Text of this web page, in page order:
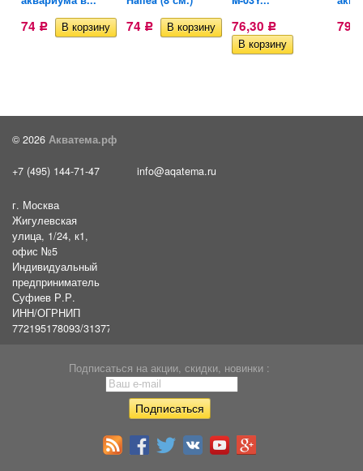
74 Р 74 Р 76,30 Р 79
© 2026 Акватема.рф
+7 (495) 144-71-47 info@aqatema.ru
г. Москва
Жигулевская
улица, 1/24, к1,
офис №5
Индивидуальный
предприниматель
Суфиев Р.Р.
ИНН/ОГРНИП
772195178093/31377461610054
Подписаться на акции, скидки, новинки :